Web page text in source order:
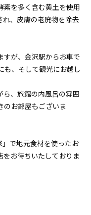
素を多く含む黄土を使用
れ、皮膚の老廃物を除去
すが、金沢駅からお車で
も、そして観光にお越し
ら、旅館の内風呂の雰囲
のお部屋もございま
で地元食材を使ったお
お待ちいたしておりま